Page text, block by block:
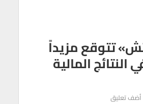
تتوقع مزيداً
المالية
أضف تعليق